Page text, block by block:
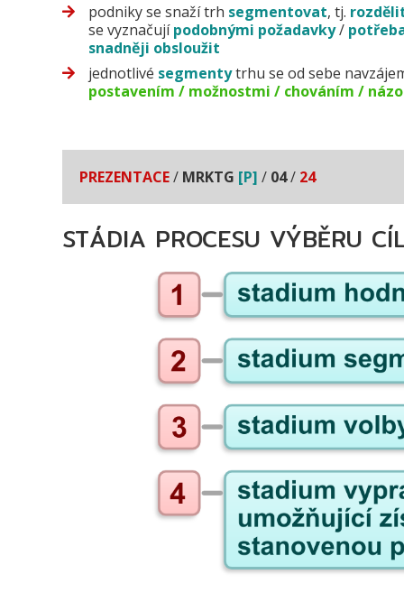
podniky se snaží trh segmentovat, tj.
se vyznačujípodobnými požadavky/
snadněji obsloužit
jednotlivé segmentytrhu se od sebe
postavením / možnostmi / chováním /
PREZENTACE/ MRKTG [P] / 04/ 24
STÁDIA PROCESU VÝBĚRU